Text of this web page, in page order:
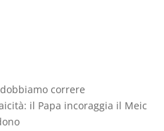
correre
il Papa incoraggia il Meic